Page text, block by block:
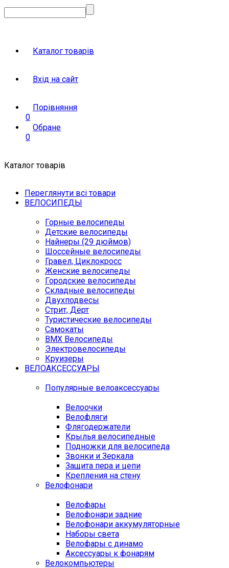
Каталог товарів
Вхід на сайт
Порівняння
0
Обране
0
Каталог товарів
Переглянути всі товари
ВЕЛОСИПЕДЫ
Горные велосипеды
Детские велосипеды
Найнеры (29 дюймов)
Шоссейные велосипеды
Гравел, Циклокросс
Женские велосипеды
Городcкие велосипеды
Складные велосипеды
Двухподвесы
Стрит, Дёрт
Туристические велосипеды
Самокаты
BMX Велосипеды
Электровелосипеды
Круизеры
ВЕЛОАКСЕССУАРЫ
Популярные велоаксессуары
Велоочки
Велофляги
Флягодержатели
Крылья велосипедные
Подножки для велосипеда
Звонки и Зеркала
Защита пера и цепи
Крепления на стену
Велофонари
Велофары
Велофонари задние
Велофонари аккумуляторные
Наборы света
Велофары с динамо
Аксессуары к фонарям
Велокомпьютеры